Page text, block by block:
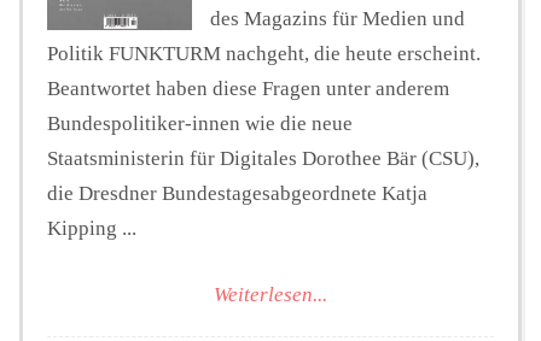
des Magazins für Medien und
Politik FUNKTURM nachgeht, die heute erscheint.
Beantwortet haben diese Fragen unter anderem
Bundespolitiker-innen wie die neue
Staatsministerin für Digitales Dorothee Bär (CSU),
die Dresdner Bundestagesabgeordnete Katja
Kipping ...
Weiterlesen...